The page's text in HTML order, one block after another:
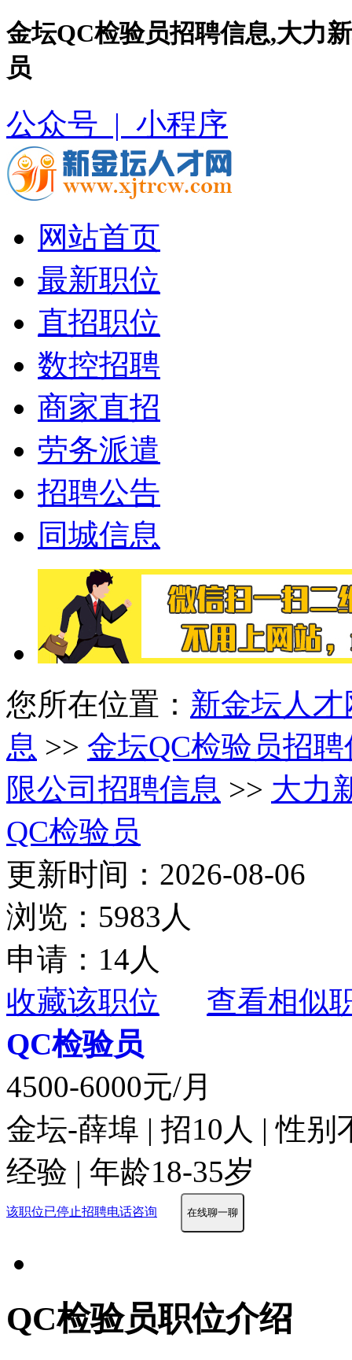
金坛QC检验员招聘信息,大力
员
公众号 | 小程序
网站首页
最新职位
直招职位
数控招聘
商家直招
劳务派遣
招聘公告
同城信息
您所在位置： 新金坛人才
息 >> 金坛QC检验员招
限公司招聘信息 >> 大力
QC检验员
更新时间：2026-08-06
浏览：5983人
申请：14人
收藏该职位
查看相似
QC检验员
4500-6000元/月
金坛-薛埠 | 招10人 | 性
经验 | 年龄18-35岁
该职位已停止招聘电话咨询 在线聊一聊
QC检验员职位介绍